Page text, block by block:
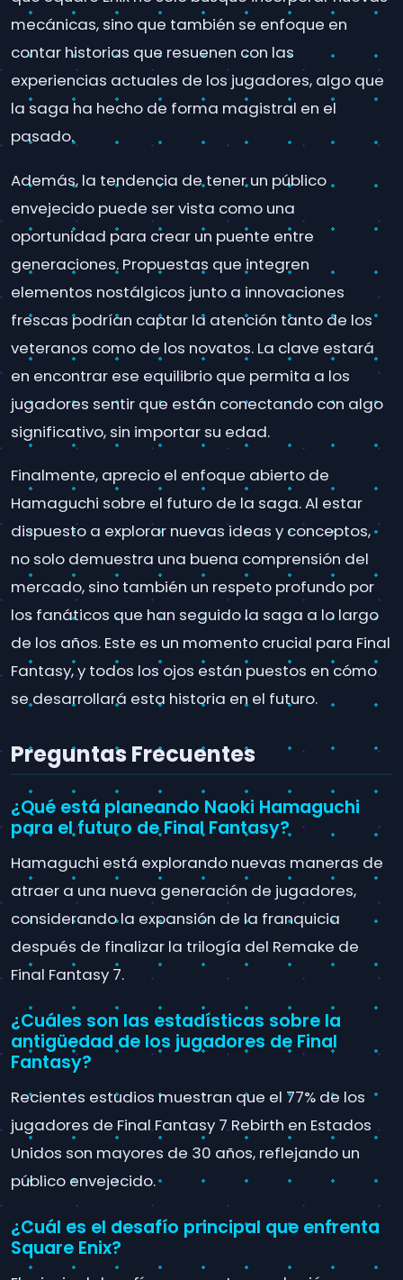
mecánicas, sino que también se enfoque en
contar historias que resuenen con las
experiencias actuales de los jugadores, algo que
la saga ha hecho de forma magistral en el
pasado.
Además, la tendencia de tener un público
envejecido puede ser vista como una
oportunidad para crear un puente entre
generaciones. Propuestas que integren
elementos nostálgicos junto a innovaciones
frescas podrían captar la atención tanto de los
veteranos como de los novatos. La clave estará
en encontrar ese equilibrio que permita a los
jugadores sentir que están conectando con algo
significativo, sin importar su edad.
Finalmente, aprecio el enfoque abierto de
Hamaguchi sobre el futuro de la saga. Al estar
dispuesto a explorar nuevas ideas y conceptos,
no solo demuestra una buena comprensión del
mercado, sino también un respeto profundo por
los fanáticos que han seguido la saga a lo largo
de los años. Este es un momento crucial para Final
Fantasy, y todos los ojos están puestos en cómo
se desarrollará esta historia en el futuro.
Preguntas Frecuentes
¿Qué está planeando Naoki Hamaguchi
para el futuro de Final Fantasy?
Hamaguchi está explorando nuevas maneras de
atraer a una nueva generación de jugadores,
considerando la expansión de la franquicia
después de finalizar la trilogía del Remake de
Final Fantasy 7.
¿Cuáles son las estadísticas sobre la
antigüedad de los jugadores de Final
Fantasy?
Recientes estudios muestran que el 77% de los
jugadores de Final Fantasy 7 Rebirth en Estados
Unidos son mayores de 30 años, reflejando un
público envejecido.
¿Cuál es el desafío principal que enfrenta
Square Enix?